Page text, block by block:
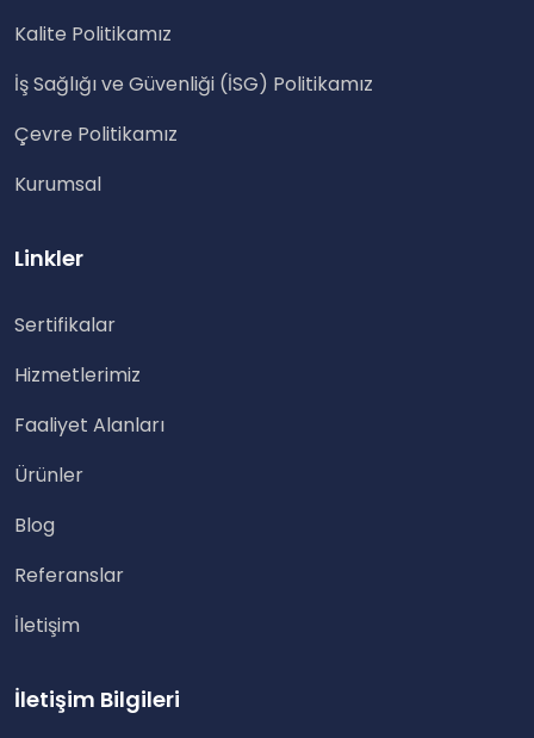
Kalite Politikamız
İş Sağlığı ve Güvenliği (İSG) Politikamız
Çevre Politikamız
Kurumsal
Linkler
Sertifikalar
Hizmetlerimiz
Faaliyet Alanları
Ürünler
Blog
Referanslar
İletişim
İletişim Bilgileri